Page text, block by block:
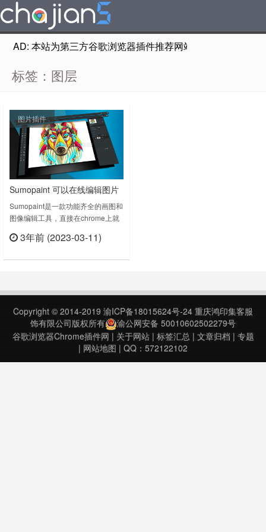
AD: 本站为第三方谷歌浏览器插件推荐网站，非Google
标签：图层
图片插件
Sumopaint 可以在线编辑图片
的工具
Sumopaint是一款功能齐全的画图和
图像编辑工具，直接在chrome上就
PS的图层设计，方便你做一些常规
渐变倒角等等工具，如果有兴趣的
– Online Image Ed……
3年前 (2023-03-11)
Copyright © 2014-2019 渝ICP备18015624号-24 重庆鸿印集客服
饰有限公司版权所有
渝公网安备 50010602502279号
谷歌浏览器Chrome插件网 | 关于网站| 标签汇总| 文章归档 | 专题
| 网站地图 | QQ：572122102